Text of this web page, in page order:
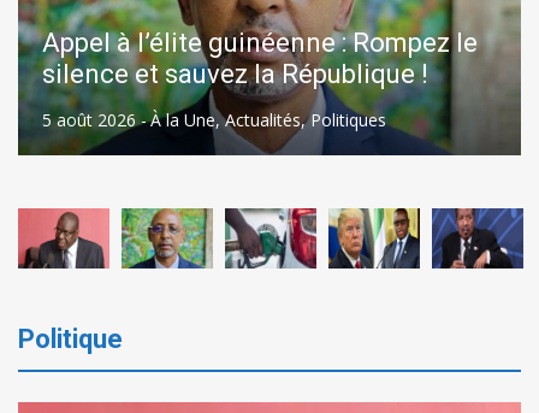
Ghana : pour réduire l’inflation, le
gouvernement subventionne le prix
du carburant
4 août 2026 -À la Une,Actualités,Politiques
Politique